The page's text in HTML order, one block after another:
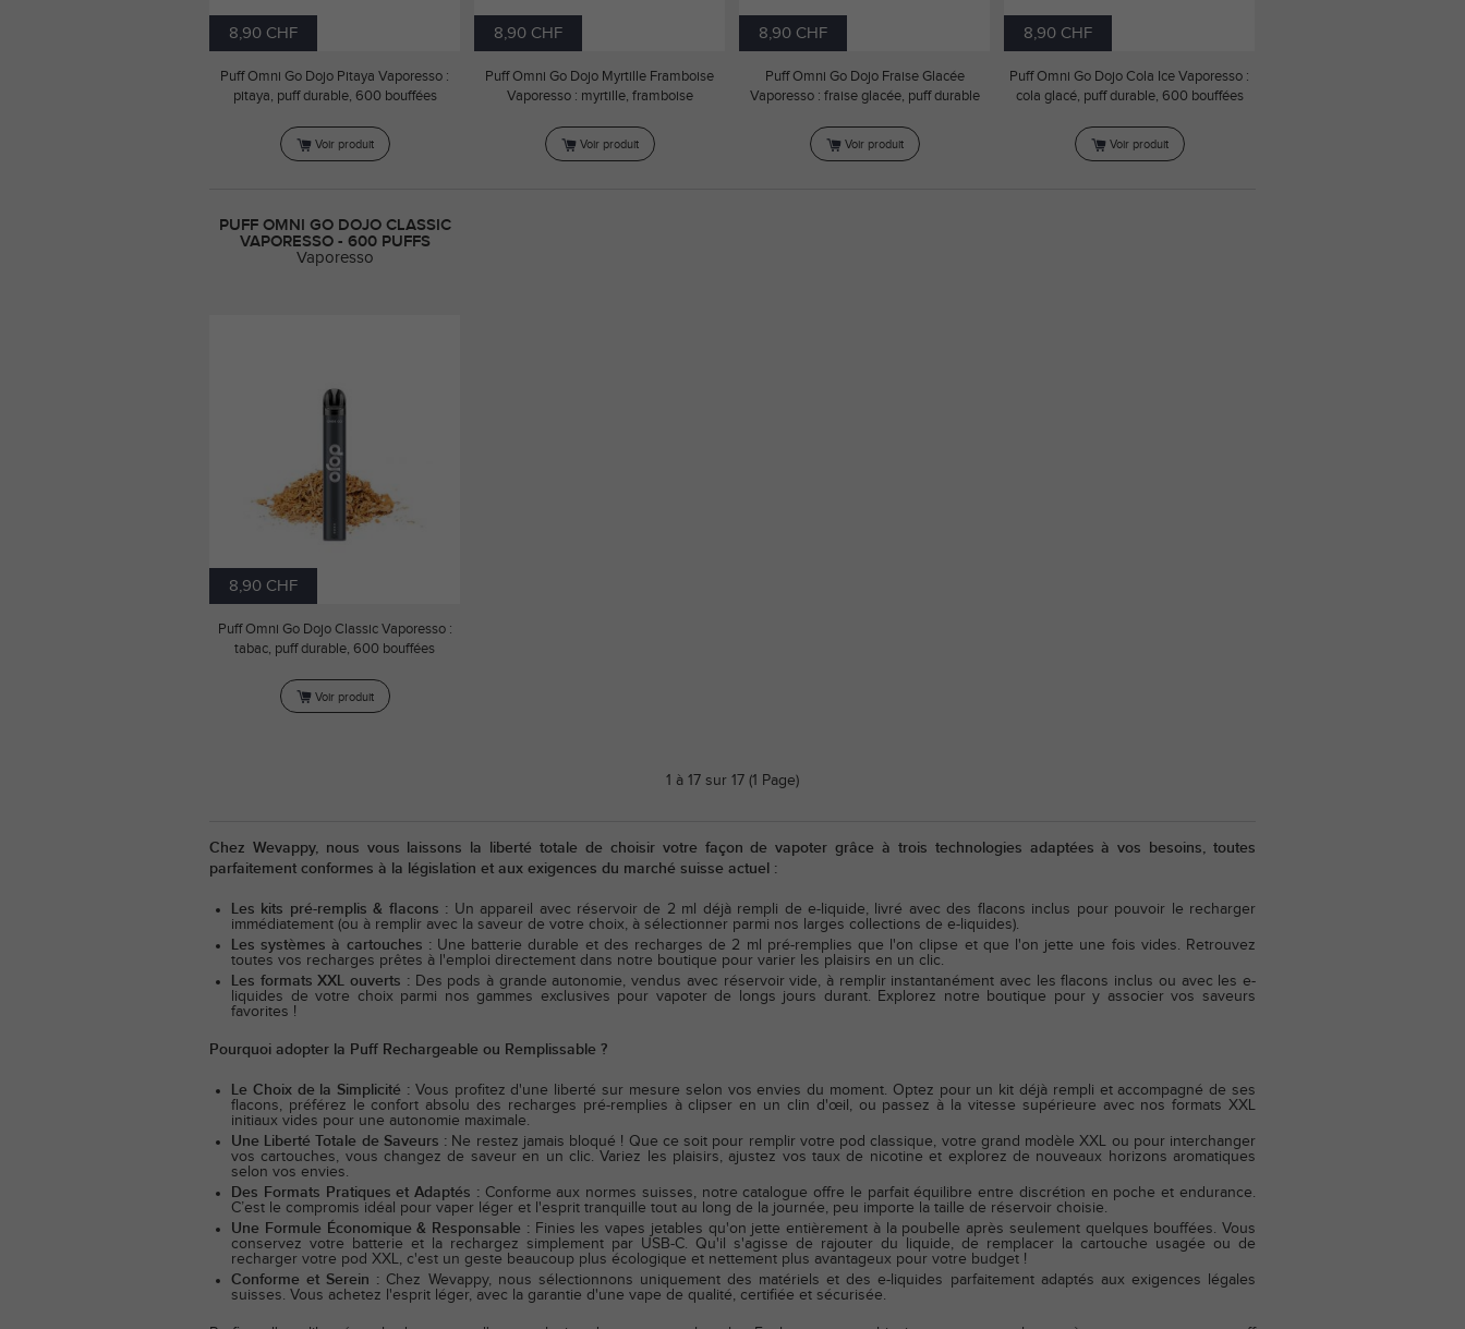
8,90 CHF
Puff Omni Go Dojo Pitaya Vaporesso :
pitaya, puff durable, 600 bouffées
Voir produit
8,90 CHF
Puff Omni Go Dojo Myrtille Framboise
Vaporesso : myrtille, framboise
Voir produit
8,90 CHF
Puff Omni Go Dojo Fraise Glacée
Vaporesso : fraise glacée, puff durable
Voir produit
8,90 CHF
Puff Omni Go Dojo Cola Ice Vaporesso :
cola glacé, puff durable, 600 bouffées
Voir produit
PUFF OMNI GO DOJO CLASSIC
VAPORESSO - 600 PUFFS
Vaporesso
8,90 CHF
Puff Omni Go Dojo Classic Vaporesso :
tabac, puff durable, 600 bouffées
Voir produit
1 à 17 sur 17 (1 Page)
Chez Wevappy, nous vous laissons la liberté totale de choisir votre façon de vapoter grâce à trois technologies adaptées à vos besoins, toutes
parfaitement conformes à la législation et aux exigences du marché suisse actuel :
Les kits pré-remplis & flacons : Un appareil avec réservoir de 2 ml déjà rempli de e-liquide, livré avec des flacons inclus pour pouvoir le recharger
immédiatement (ou à remplir avec la saveur de votre choix, à sélectionner parmi nos larges collections de e-liquides).
Les systèmes à cartouches :Une batterie durable et des recharges de 2 ml pré-remplies que l'on clipse et que l'on jette une fois vides. Retrouvez
toutes vos recharges prêtes à l'emploi directement dans notre boutique pour varier les plaisirs en un clic.
Les formats XXL ouverts :Des pods à grande autonomie, vendus avec réservoir vide, à remplir instantanément avec les flacons inclus ou avec les e-
liquides de votre choix parmi nos gammes exclusives pour vapoter de longs jours durant. Explorez notre boutique pour y associer vos saveurs
favorites !
Pourquoi adopter la Puff Rechargeable ou Remplissable ?
Le Choix de la Simplicité : Vous profitez d'une liberté sur mesure selon vos envies du moment. Optez pour un kit déjà rempli et accompagné de ses
flacons, préférez le confort absolu des recharges pré-remplies à clipser en un clin d'œil, ou passez à la vitesse supérieure avec nos formats XXL
initiaux vides pour une autonomie maximale.
Une Liberté Totale de Saveurs : Ne restez jamais bloqué ! Que ce soit pour remplir votre pod classique, votre grand modèle XXL ou pour interchanger
vos cartouches, vous changez de saveur en un clic. Variez les plaisirs, ajustez vos taux de nicotine et explorez de nouveaux horizons aromatiques
selon vos envies.
Des Formats Pratiques et Adaptés : Conforme aux normes suisses, notre catalogue offre le parfait équilibre entre discrétion en poche et endurance.
C’est le compromis idéal pour vaper léger et l'esprit tranquille tout au long de la journée, peu importe la taille de réservoir choisie.
Une Formule Économique & Responsable :Finies les vapes jetables qu'on jette entièrement à la poubelle après seulement quelques bouffées. Vous
conservez votre batterie et la rechargez simplement par USB-C. Qu'il s'agisse de rajouter du liquide, de remplacer la cartouche usagée ou de
recharger votre pod XXL, c'est un geste beaucoup plus écologique et nettement plus avantageux pour votre budget !
Conforme et Serein : Chez Wevappy, nous sélectionnons uniquement des matériels et des e-liquides parfaitement adaptés aux exigences légales
suisses. Vous achetez l'esprit léger, avec la garantie d'une vape de qualité, certifiée et sécurisée.